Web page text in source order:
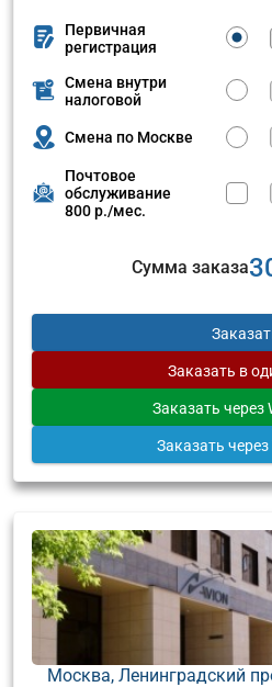
Первичная
регистрация
Смена внутри
налоговой
Смена по Москве
Почтовое
обслуживание
800 р./мес.
Сумма заказа
Заказать в
Заказать через
Заказать
Москва, Ленинградский